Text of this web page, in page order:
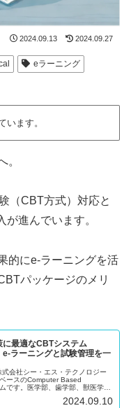
2024.09.13 2024.09.27
eラーニング
います。
。
（CBT方式）対応と
進んでいます。
的にe-ラーニングを活
パッケージのメリ
に最適なCBTシステム
e-ラーニングと試験管理を一
式会社シー・エス・テクノロジー
ースのComputer Based
です。医学部、歯学部、獣医学部
マートフォンをはじめとする様々
2024.09.10